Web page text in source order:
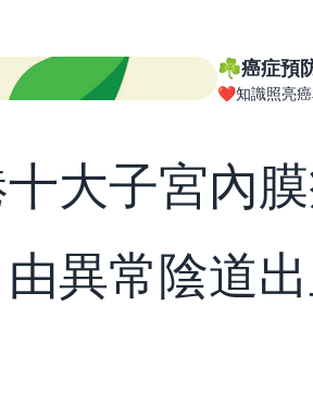
☘️癌症預
❤️知識照亮
大子宮內
異常陰道